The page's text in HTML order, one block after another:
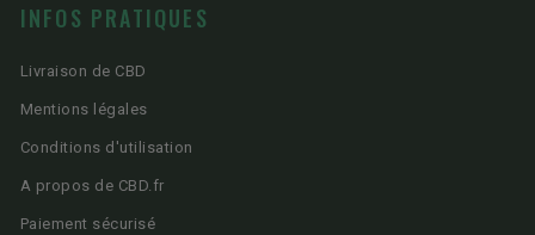
INFOS PRATIQUES
Livraison de CBD
Mentions légales
Conditions d'utilisation
A propos de CBD.fr
Paiement sécurisé